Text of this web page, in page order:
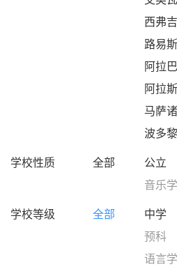
西弗
路易
阿拉
阿拉
马萨
波多
学校性质
全部 公立
音乐
学校等级
全部 中学
预科
语言